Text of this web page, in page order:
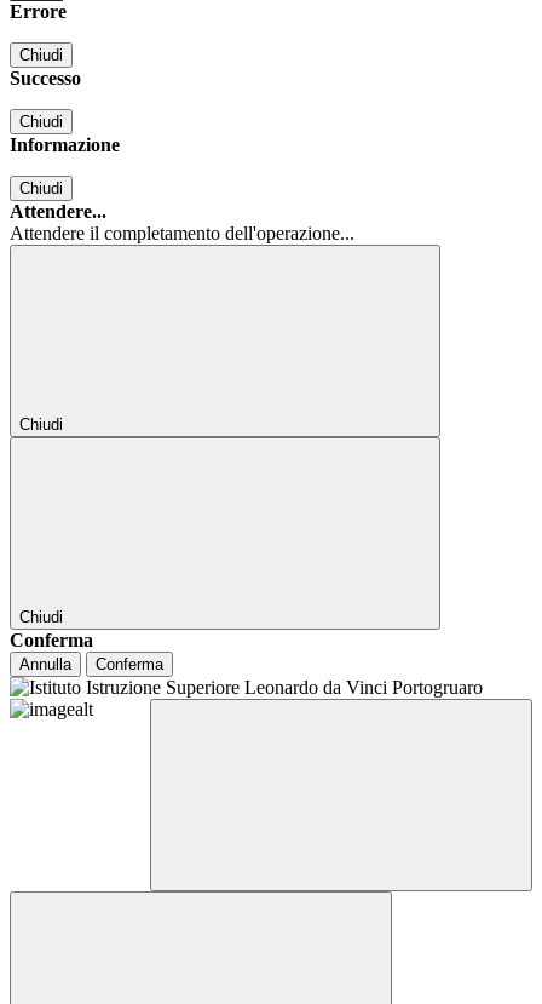
Errore
Chiudi
Successo
Chiudi
Informazione
Chiudi
Attendere...
Attendere il completamento dell'operazione...
Chiudi
Chiudi
Conferma
Annulla Conferma